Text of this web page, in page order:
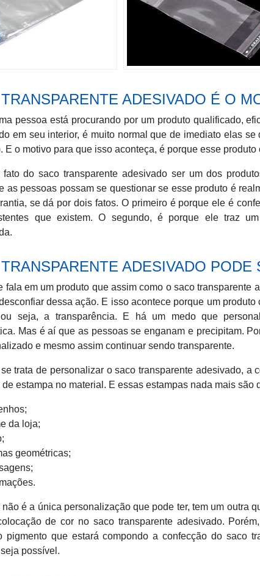
ADESIVADO É O
pessoa está procurando por um produto qualificado,
em seu interior, é muito normal que de imediato elas
E o motivo para que isso aconteça, é porque esse
fato do saco transparente adesivado ser um dos
as pessoas possam se questionar se esse produto é
se dá por dois fatos. O primeiro é porque ele é
que existem. O segundo, é porque ele traz
ADESIVADO PODE
fala em um produto que assim como o saco transparente
dessa ação. E isso acontece porque um
seja, a transparência. E há um medo que
Mas é aí que as pessoas se enganam e precipitam.
e mesmo assim continuar sendo transparente.
trata de personalizar o saco transparente adesivado, a
estampa no material. E essas estampas nada mais são
da loja;
geométricas;
não é a única personalização que pode ter, tem um outra
de cor no saco transparente adesivado.
pigmento que estará compondo a confecção do saco
possível.